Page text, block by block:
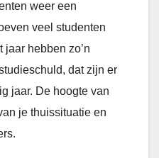
weer een
veel studenten
jaar hebben zo’n
dat zijn er
jaar. De hoogte van
je thuissituatie en